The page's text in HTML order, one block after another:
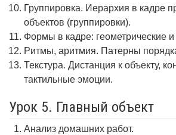
Группировка. Иерархия в кадре
объектов (группировки).
Формы в кадре: геометрические и
Ритмы, аритмия. Патерны
Текстура. Дистанция к объекту,
тактильные эмоции.
Урок 5. Главный объект
Анализ домашних работ.